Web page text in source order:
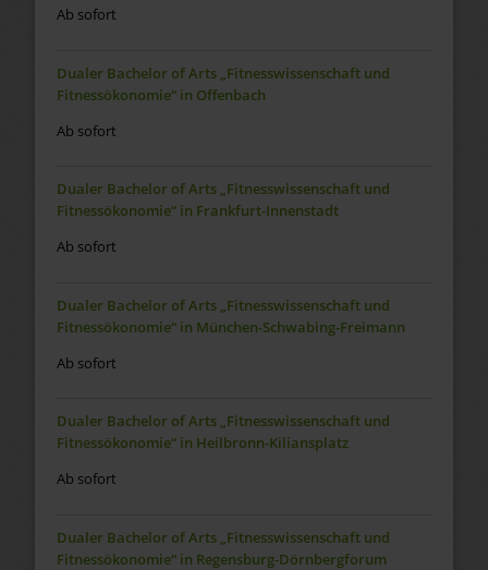
Ab sofort
Dualer Bachelor of Arts „Fitnesswissenschaft und
Fitnessökonomie“ in Offenbach
Ab sofort
Dualer Bachelor of Arts „Fitnesswissenschaft und
Fitnessökonomie“ in Frankfurt-Innenstadt
Ab sofort
Dualer Bachelor of Arts „Fitnesswissenschaft und
Fitnessökonomie“ in München-Schwabing-Freimann
Ab sofort
Dualer Bachelor of Arts „Fitnesswissenschaft und
Fitnessökonomie“ in Heilbronn-Kiliansplatz
Ab sofort
Dualer Bachelor of Arts „Fitnesswissenschaft und
Fitnessökonomie“ in Regensburg-Dörnbergforum